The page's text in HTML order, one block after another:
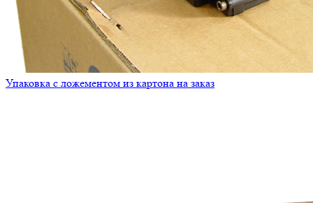
Упаковка с ложементом из картона на заказ